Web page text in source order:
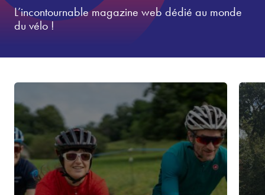
L’incontournable magazine web dédié au monde
du vélo !